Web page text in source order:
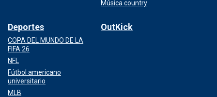
Música country
Deportes
COPA DEL MUNDO DE LA
FIFA 26
NFL
Fútbol americano
universitario
MLB
OutKick